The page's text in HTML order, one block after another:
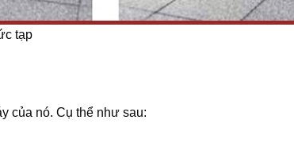
tạp
của nó. Cụ thể như sau: